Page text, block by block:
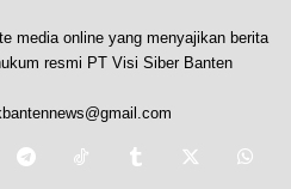
media online yang menyajikan berita
resmi PT Visi Siber Banten